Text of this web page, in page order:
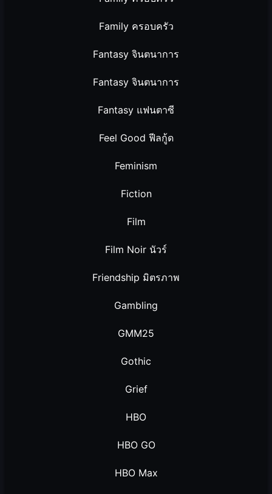
Family ครอบครัว
Fantasy จินตนาการ
Fantasy จินตนาการ
Fantasy แฟนตาซี
Feel Good ฟีลกู้ด
Feminism
Fiction
Film
Film Noir นัวร์
Friendship มิตรภาพ
Gambling
GMM25
Gothic
Grief
HBO
HBO GO
HBO Max